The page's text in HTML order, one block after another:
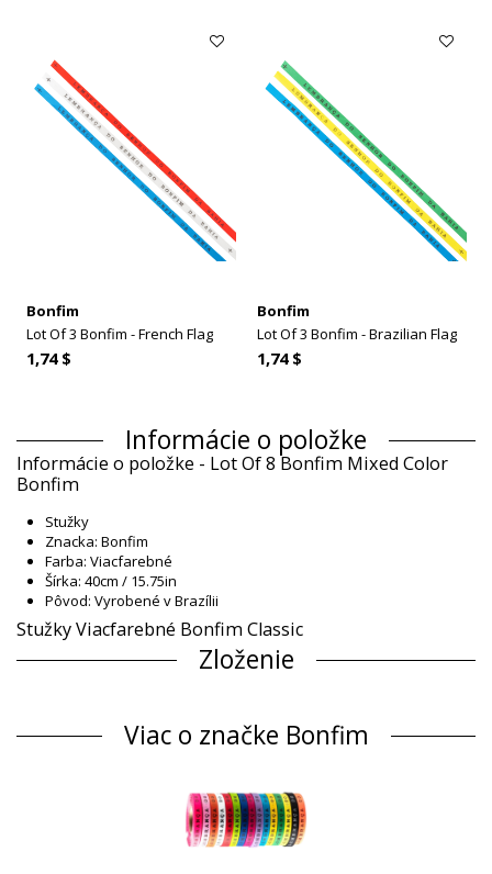
Bonfim
Lot Of 3 Bonfim - French Flag
1,74 $
Bonfim
Lot Of 3 Bonfim - Brazilian Flag
1,74 $
Informácie o položke
Informácie o položke - Lot Of 8 Bonfim Mixed Color
Bonfim
Stužky
Znacka: Bonfim
Farba: Viacfarebné
Šírka: 40cm / 15.75in
Pôvod: Vyrobené v Brazílii
Stužky Viacfarebné Bonfim Classic
Zloženie
Informácie o produkte
HS CODE: 5806.32.1070
EAN: Veľkosť jedinečná (7899818109967)
Odkaz na dodávateľa: LOT MIX-COLORS H
Viac o značke Bonfim